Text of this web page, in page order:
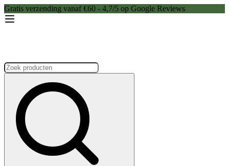
Gratis verzending vanaf €60 - 4,7/5 op Google Reviews
Zoeken: